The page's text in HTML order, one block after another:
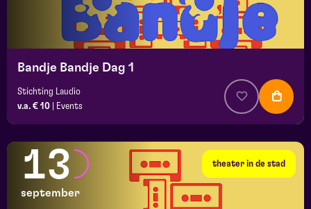
Bandje Bandje Dag 1
Stichting Laudio
v.a. € 10
Events
theater in de stad
13
september